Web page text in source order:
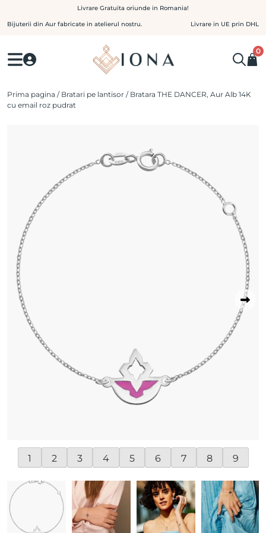
to
Livrare Gratuita oriunde in Romania!
Bijuterii din Aur fabricate in atelierul nostru. Livrare in UE prin DHL
0
Prima pagina / Bratari pe lantisor / Bratara THE DANCER, Aur Alb 14K
cu email roz pudrat
1 2 3 4 5 6 7 8 9